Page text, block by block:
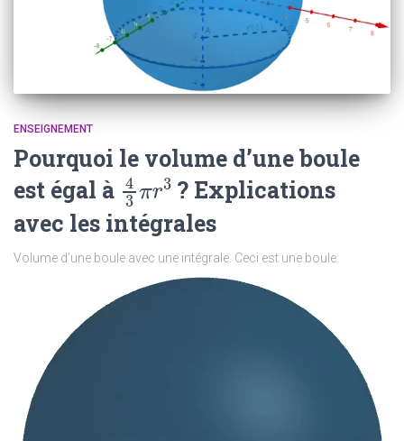
ENSEIGNEMENT
Pourquoi le volume d’une boule
est égal à 4
3 πr3
43πr3? Explications
avec les intégrales
Volume d’une boule avec une intégrale. Ceci est une boule: